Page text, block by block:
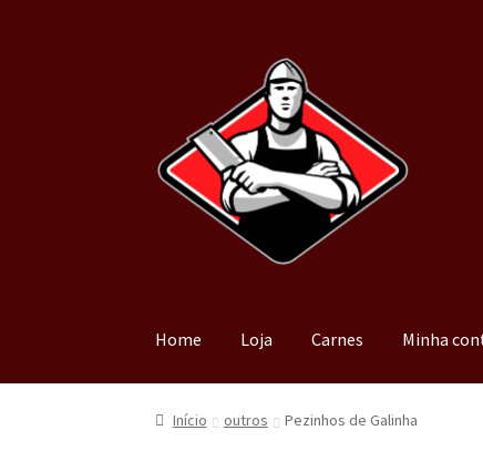
Home Loja Carnes Minha
Início outros Pezinhos de Galinha